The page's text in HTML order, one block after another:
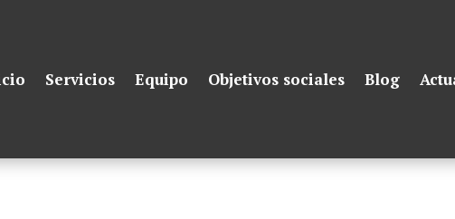
Servicios Equipo Objetivos sociales Blog